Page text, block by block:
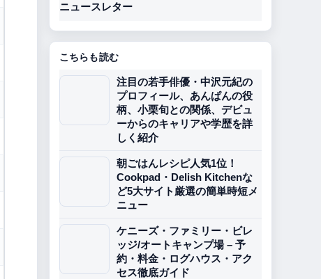
ニュースレター
こちらも読む
注目の若手俳優・中沢元紀の
プロフィール、あんぱんの役
柄、小栗旬との関係、デビュ
ーからのキャリアや学歴を詳
しく紹介
朝ごはんレシピ人気1位！
Cookpad・Delish Kitchenな
ど5大サイト厳選の簡単時短メ
ニュー
ケニーズ・ファミリー・ビレ
ッジ/オートキャンプ場 – 予
約・料金・ログハウス・アク
セス徹底ガイド